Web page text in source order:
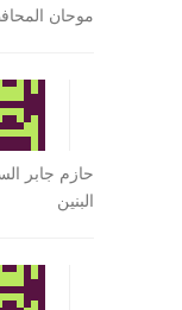
موحان
حازم جابر
البنين